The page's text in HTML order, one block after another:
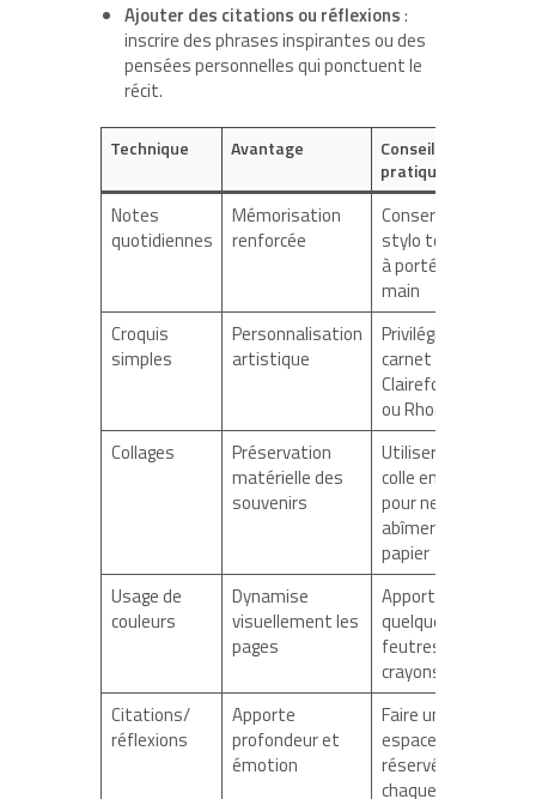
Ajouter des citations ou réflexions:
inscrire des phrases inspirantes ou des
pensées personnelles qui ponctuent le
récit.
Technique Avantage
Conseil
pratique
Notes
quotidiennes
Mémorisation
renforcée
Conserver un
stylo toujours
à portée de
main
Croquis
simples
Personnalisation
artistique
Privilégier un
carnet
Clairefontaine
ou Rhodia
Collages
Préservation
matérielle des
souvenirs
Utiliser de la
colle en bâton
pour ne pas
abîmer le
papier
Usage de
couleurs
Dynamise
visuellement les
pages
Apporter
quelques
feutres ou
crayons
Citations/
réflexions
Apporte
profondeur et
émotion
Faire un
espace
réservé dans
chaque étape